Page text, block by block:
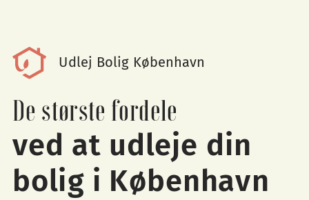
De største fordele
ved at udleje din
bolig i København
Udlej Bolig København